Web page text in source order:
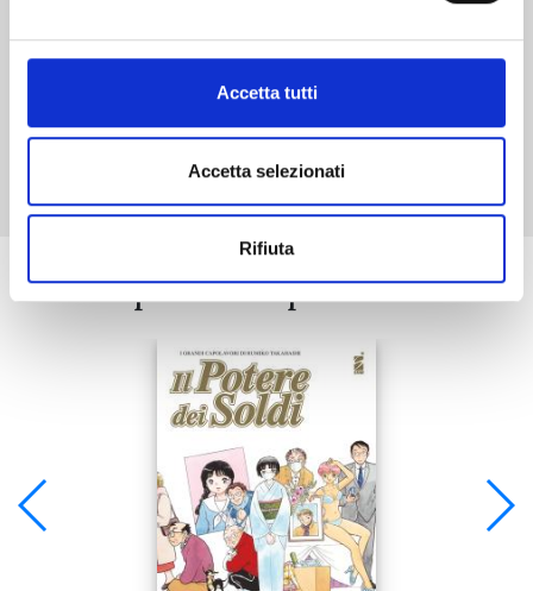
Accetta tutti
Accetta selezionati
Rifiuta
Mostra tutto
Se ti è piaciuto prova anche: